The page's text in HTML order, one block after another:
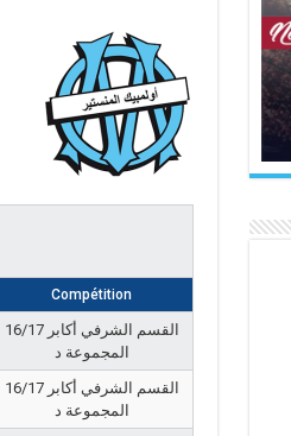
Compétition
القسم الشرفي أكابر 16/17
المجموعة د
القسم الشرفي أكابر 16/17
المجموعة د